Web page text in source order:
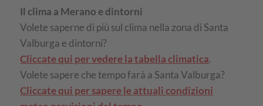
Il clima a Merano e dintorni
Volete saperne di più sul clima nella zona di Santa
Valburga e dintorni?
Cliccate qui per vedere la tabella climatica.
Volete sapere che tempo farà a Santa Valburga?
Cliccate qui per sapere le attuali condizioni